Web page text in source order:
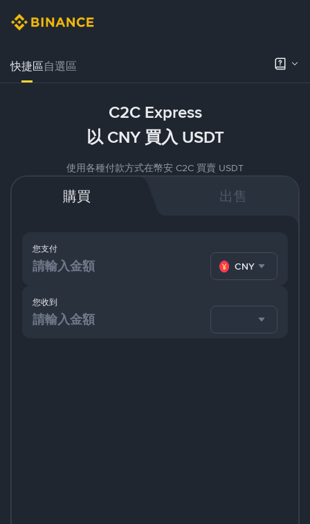
快捷區自選區
C2C Express
以 CNY 買入 USDT
使用各種付款方式在幣安 C2C 買賣 USDT
購買 出售
您支付
CNY
您收到